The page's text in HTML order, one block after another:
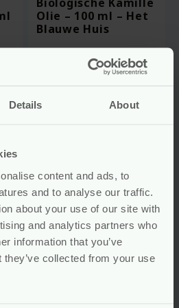
Details About
content and ads, to
and to analyse our traffic.
about your use of our site with
and analytics partners who
information that you’ve
collected from your use
Olie – 100 ml – Het
Blauwe Huis